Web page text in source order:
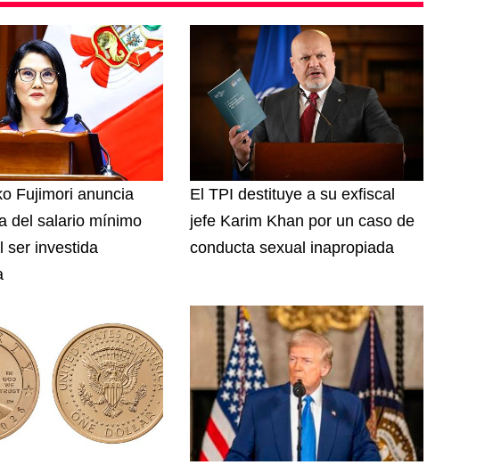
Fujimori anuncia
del salario mínimo
ser investida
El TPI destituye a su exfiscal
jefe Karim Khan por un caso de
conducta sexual inapropiada